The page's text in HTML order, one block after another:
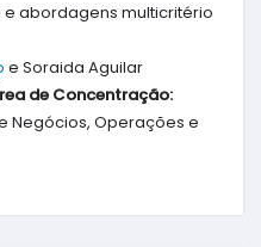
e abordagens multicritério
e Soraida Aguilar
de Concentração:
Negócios, Operações e